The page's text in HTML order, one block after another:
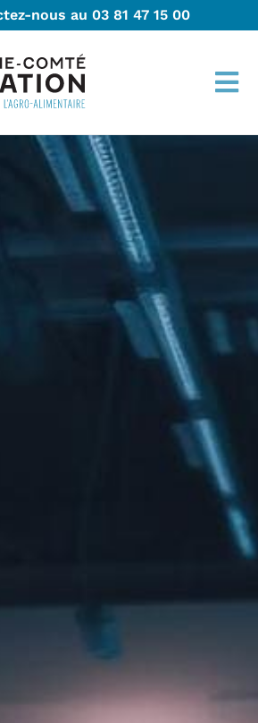
nous au 03 81 47 15 00